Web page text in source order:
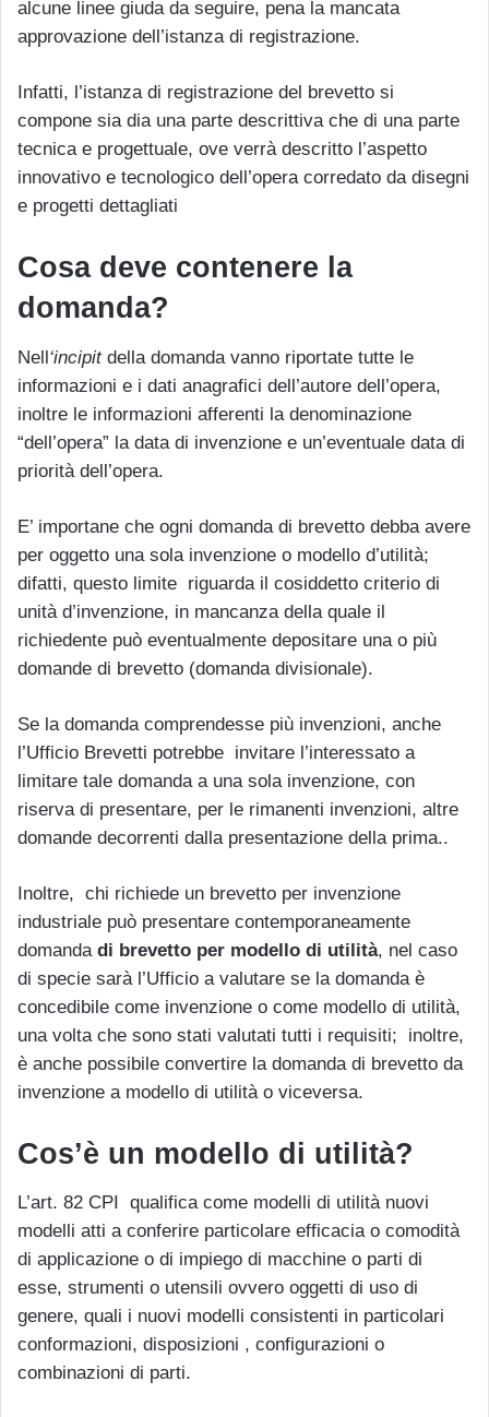
alcune linee giuda da seguire, pena la mancata
approvazione dell’istanza di registrazione.
Infatti, l’istanza di registrazione del brevetto si
compone sia dia una parte descrittiva che di una parte
tecnica e progettuale, ove verrà descritto l’aspetto
innovativo e tecnologico dell’opera corredato da disegni
e progetti dettagliati
Cosa deve contenere la
domanda?
Nell‘incipitdella domanda vanno riportate tutte le
informazioni e i dati anagrafici dell’autore dell’opera,
inoltre le informazioni afferenti la denominazione
“dell’opera” la data di invenzione e un’eventuale data di
priorità dell’opera.
E’ importane che ogni domanda di brevetto debba avere
per oggetto una sola invenzione o modello d’utilità;
difatti, questo limite riguarda il cosiddetto criterio di
unità d’invenzione, in mancanza della quale il
richiedente può eventualmente depositare una o più
domande di brevetto (domanda divisionale).
Se la domanda comprendesse più invenzioni, anche
l’Ufficio Brevetti potrebbe invitare l’interessato a
limitare tale domanda a una sola invenzione, con
riserva di presentare, per le rimanenti invenzioni, altre
domande decorrenti dalla presentazione della prima..
Inoltre, chi richiede un brevetto per invenzione
industriale può presentare contemporaneamente
domanda di brevetto per modello di utilità, nel caso
di specie sarà l’Ufficio a valutare se la domanda è
concedibile come invenzione o come modello di utilità,
una volta che sono stati valutati tutti i requisiti; inoltre,
è anche possibile convertire la domanda di brevetto da
invenzione a modello di utilità o viceversa.
Cos’è un modello di utilità?
L’art. 82 CPI qualifica come modelli di utilità nuovi
modelli atti a conferire particolare efficacia o comodità
di applicazione o di impiego di macchine o parti di
esse, strumenti o utensili ovvero oggetti di uso di
genere, quali i nuovi modelli consistenti in particolari
conformazioni, disposizioni , configurazioni o
combinazioni di parti.